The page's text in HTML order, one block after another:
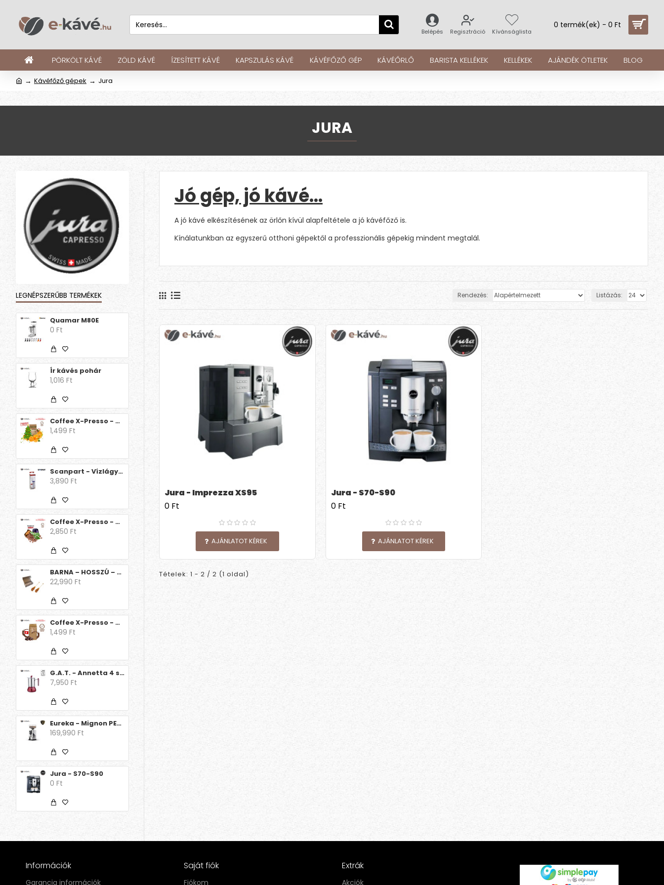
Belépés Regisztráció Kívánságlista
0 termék(ek) - 0 Ft
PÖRKÖLT KÁVÉ ZÖLD KÁVÉ ÍZESÍTETT KÁVÉ KAPSZULÁS KÁVÉ KÁVÉFŐZŐ GÉP KÁVÉŐRLŐ BARISTA KELLÉKEK KELLÉKEK AJÁNDÉK ÖTLETEK BLOG
Kávéfőző gépek Jura
JURA
LEGNÉPSZERŰBB TERMÉKEK
Quamar M80E
0 Ft
Ír kávés pohár
1,016 Ft
Coffee X-Presso - Aroma Decaff Orange Christmas Edition
1,499 Ft
Scanpart - Vízlágyító betét /Delonghi/ 1db
3,890 Ft
Coffee X-Presso - Decaffeinato 15 db
2,850 Ft
BARNA – HOSSZÚ – KARTONDOBOZBAN – 100 db/csomag (Egyesével csomagolt) kandispálca
22,990 Ft
Coffee X-Presso - Aroma Decaff Svájci csoki
1,499 Ft
G.A.T. - Annetta 4 személyes
7,950 Ft
Eureka - Mignon PERFETTO 16CR
169,990 Ft
Jura - S70-S90
0 Ft
Jó gép, jó kávé…
A jó kávé elkészítésének az örlőn kívül alapfeltétele a jó kávéfőző is.
Kínálatunkban az egyszerű otthoni gépektől a professzionális gépekig mindent megtalál.
Rendezés: Listázás:
Jura - Imprezza XS95
0 Ft
AJÁNLATOT KÉREK
Jura - S70-S90
0 Ft
AJÁNLATOT KÉREK
Tételek: 1 - 2 / 2 (1 oldal)
Információk
Garancia információk
Saját fiók
Fiókom
Extrák
Akciók